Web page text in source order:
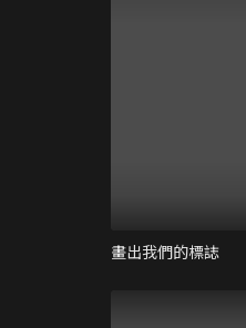
畫出我們的標誌